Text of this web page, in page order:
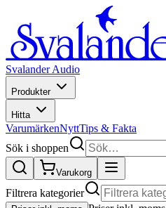
Svalander Audio
Produkter
Hitta
VarumärkenNyttTips & Fakta
Sök i shoppen
Varukorg
Filtrera kategorier